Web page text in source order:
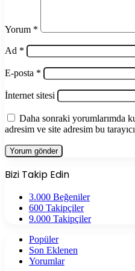
Yorum *
Ad *
E-posta *
İnternet sitesi
Daha sonraki yorumlarımda
adresim ve site adresim bu
Bizi Takip Edin
3.000 Beğeniler
600 Takipçiler
9.000 Takipçiler
Popüler
Son Eklenen
Yorumlar